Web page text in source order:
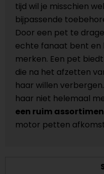
tijd wil je misschien
bijpassende
Door een pet te
echte fanaat bent en
merken. Een pet
die na het afzetten
haar willen
haar niet helemaal
een ruim
motor petten